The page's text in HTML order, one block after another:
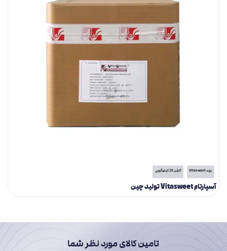
برند Vitasweet کارتن 25 کیلوگرمی
آسپارتام Vitasweet تولید چین
تامین کالای مورد نظر شما